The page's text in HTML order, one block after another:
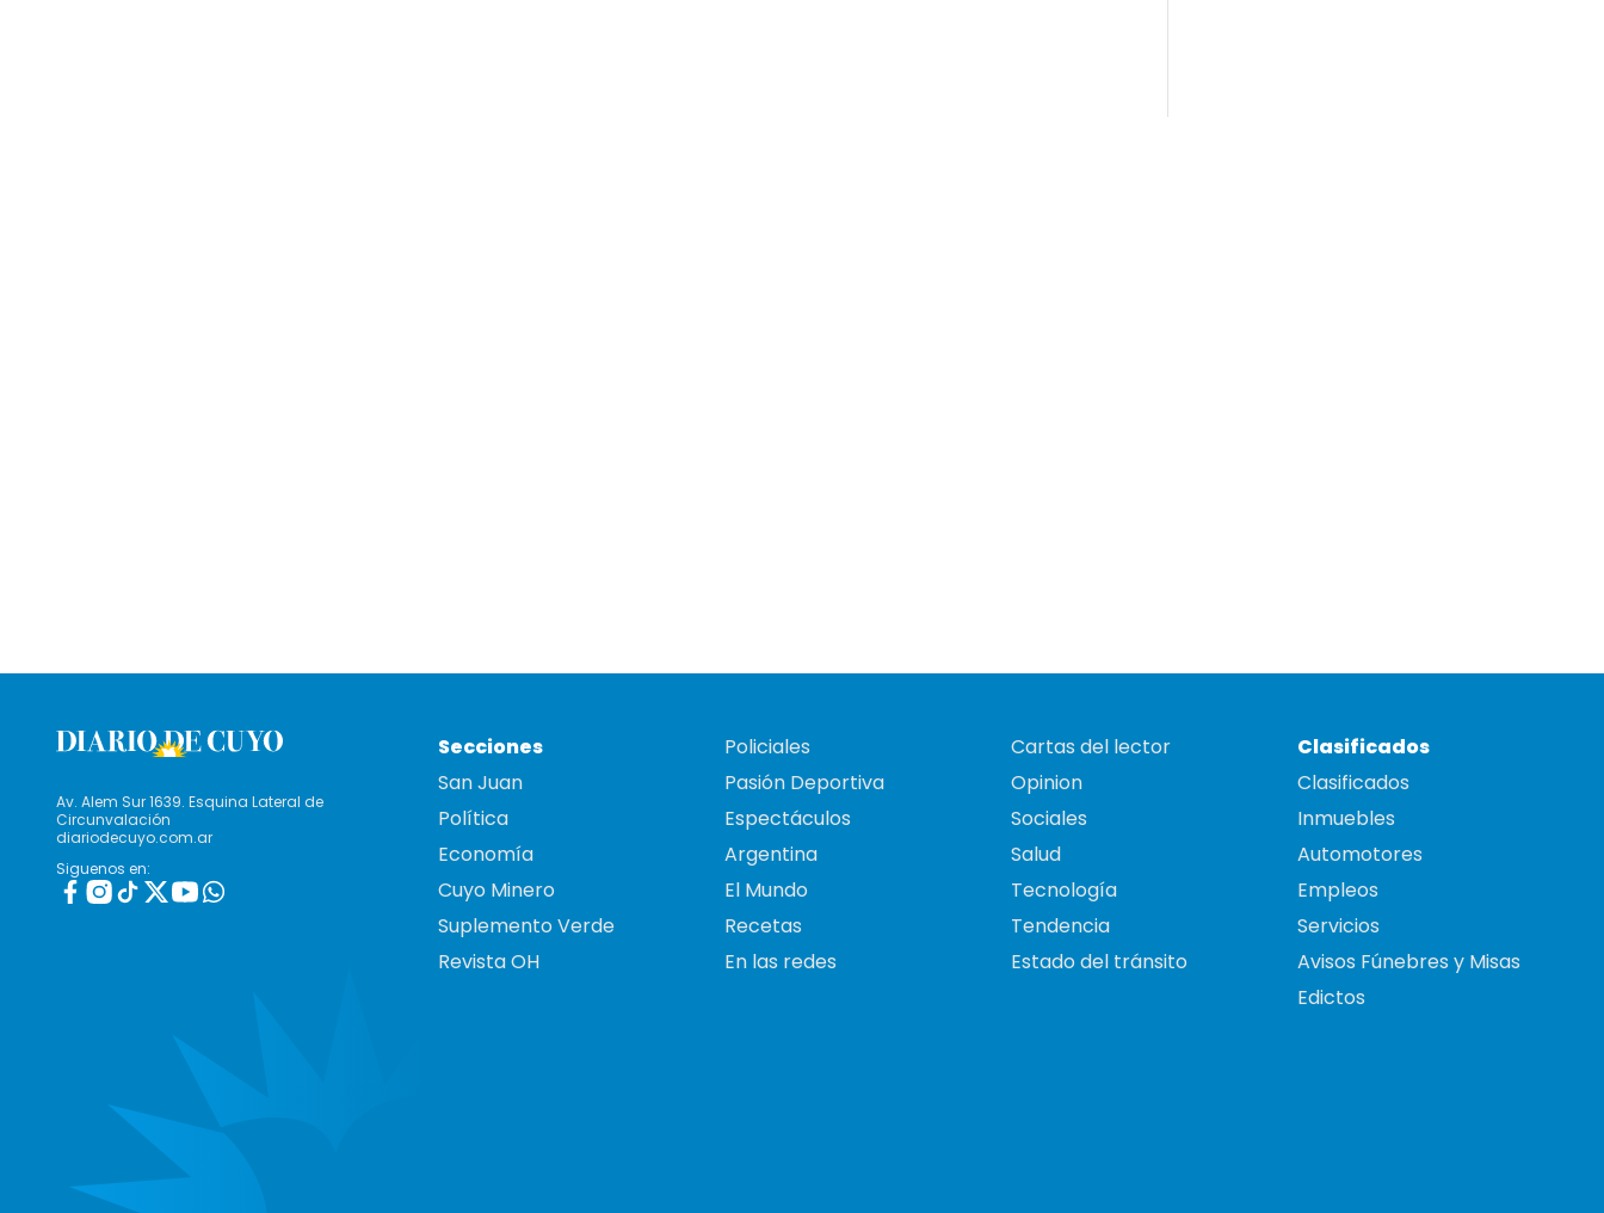
Av. Alem Sur 1639. Esquina Lateral de
Circunvalación
diariodecuyo.com.ar
Siguenos en:
Secciones
San Juan
Política
Economía
Cuyo Minero
Suplemento Verde
Revista OH
Policiales
Pasión Deportiva
Espectáculos
Argentina
El Mundo
Recetas
En las redes
Cartas del lector
Opinion
Sociales
Salud
Tecnología
Tendencia
Estado del tránsito
Clasificados
Clasificados
Inmuebles
Automotores
Empleos
Servicios
Avisos Fúnebres y Misas
Edictos